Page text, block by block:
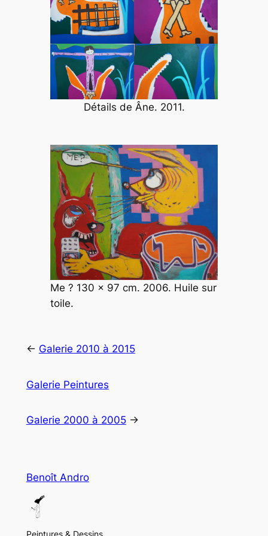
Détails de Âne. 2011.
Me ? 130 x 97 cm. 2006. Huile sur
toile.
← Galerie 2010 à 2015
Galerie Peintures
Galerie 2000 à 2005→
Benoît Andro
Peintures & Dessins